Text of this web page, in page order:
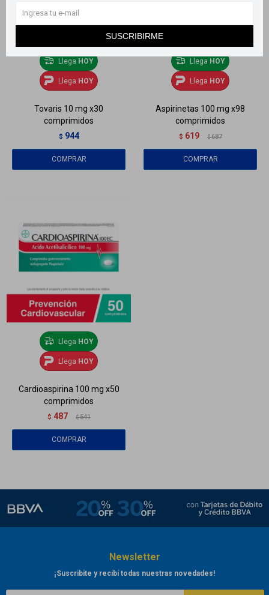
SUSCRIBIRME
Llega HOY
Llega HOY
Tovaris 10 mg x30
comprimidos
$ 944
Llega HOY
Llega HOY
Aspirinetas 100 mg x98
comprimidos
$ 619 $ 687
Llega HOY
Llega HOY
Cardioaspirina 100 mg x50
comprimidos
$ 487 $ 541
Newsletter
¡Suscribite y recibí todas nuestras novedades!